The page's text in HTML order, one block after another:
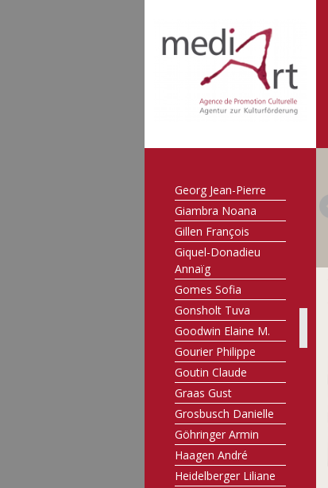
Faber-Mirus Maralde
Feinen Misch
Flener-Müller
Mariette
Flick Tom
Freitag Manfred
Georg Jean-Pierre
Giambra Noana
Gillen François
Giquel-Donadieu
Annaïg
Gomes Sofia
Gonsholt Tuva
Goodwin Elaine M.
Gourier Philippe
Goutin Claude
Graas Gust
Grosbusch Danielle
Göhringer Armin
Haagen André
Heidelberger Liliane